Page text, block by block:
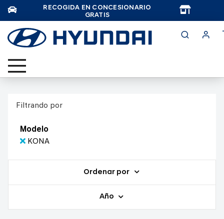
RECOGIDA EN CONCESIONARIO
GRATIS
Filtrando por
Modelo
KONA
Ordenar por
Año